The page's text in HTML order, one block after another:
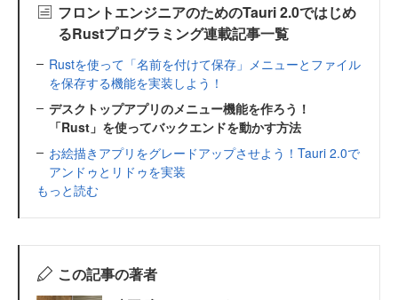
フロントエンジニアのためのTauri 2.0ではじめ
るRustプログラミング連載記事一覧
Rustを使って「名前を付けて保存」メニューとファイル
を保存する機能を実装しよう！
デスクトップアプリのメニュー機能を作ろう！
「Rust」を使ってバックエンドを動かす方法
お絵描きアプリをグレードアップさせよう！Tauri 2.0で
アンドゥとリドゥを実装
もっと読む
この記事の著者